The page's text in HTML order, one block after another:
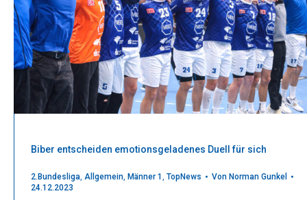
Biber entscheiden emotionsgeladenes Duell für sich
2.Bundesliga, Allgemein, Männer 1 , TopNews Von Norman Gunkel
24.12.2023